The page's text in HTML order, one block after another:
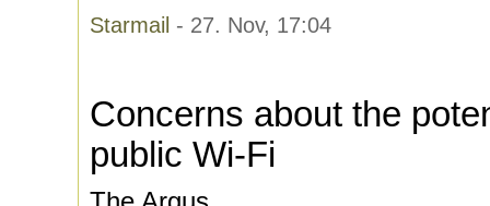
Starmail - 27. Nov, 17:04
Concerns about the
public Wi-Fi